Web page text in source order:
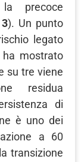
precoce
). Un punto
legato
mostrato
su tre viene
residua
di
è uno dei
a 60
transizione